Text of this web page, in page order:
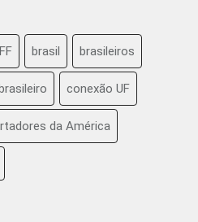
brasil brasileiros
conexão UF
da América